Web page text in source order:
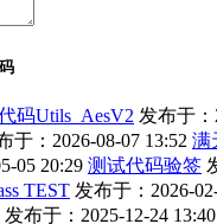
码Utils_AesV2 发布于：
于：2026-08-07 13:52 满
05 20:29 测试代码验签
TEST 发布于：2026-
发布于：2025-12-24 13:40